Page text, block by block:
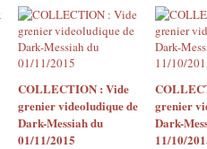
COLLECTION : Vide
grenier videoludique de
Dark-Messiah du
01/11/2015
grenier
Dark-
11/10/